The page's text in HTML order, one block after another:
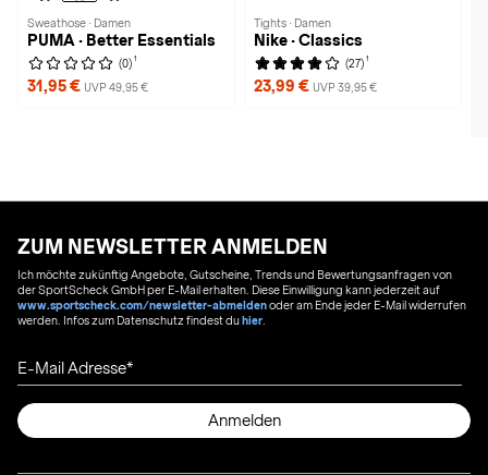
Sweathose · Damen
PUMA · Better Essentials
(0) 1
31,95 € UVP 49,95 €
Tights · Damen
Nike · Classics
(27) 1
23,99 € UVP 39,95 €
ZUM NEWSLETTER ANMELDEN
Ich möchte zukünftig Angebote, Gutscheine, Trends und Bewertungsanfragen von
der SportScheck GmbH per E-Mail erhalten. Diese Einwilligung kann jederzeit auf
www.sportscheck.com/newsletter-abmeldenoder am Ende jeder E-Mail widerrufen
werden. Infos zum Datenschutz findest duhier
E-Mail Adresse
Anmelden